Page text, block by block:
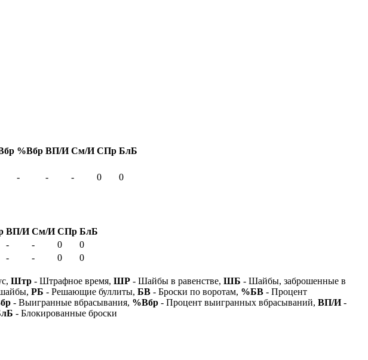
%Вбр ВП/И См/И СПр БлБ
- - - 0 0
ВП/И См/И СПр БлБ
- - 0
0
- - 0
0
Штр - Штрафное время, ШР - Шайбы в равенстве, ШБ - Шайбы, заброшенные в
РБ - Решающие буллиты, БВ - Броски по воротам, %БВ - Процент
- Выигранные вбрасывания, %Вбр - Процент выигранных вбрасываний, ВП/И-
- Блокированные броски